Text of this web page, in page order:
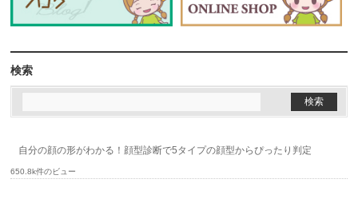
検索
自分の顔の形がわかる！顔型診断で5タイプの顔型からぴったり判定
650.8k件のビュー